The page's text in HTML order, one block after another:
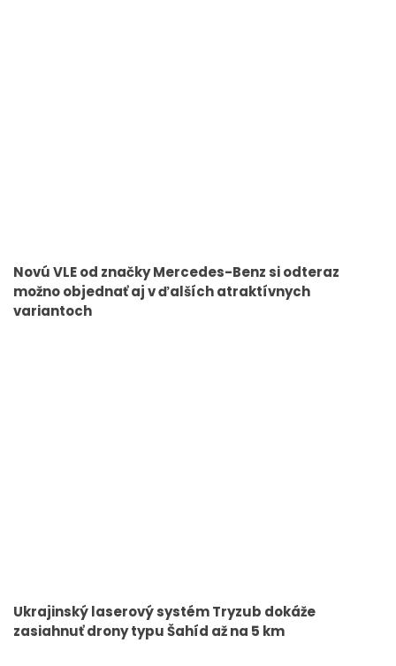
Novú VLE od značky Mercedes-Benz si odteraz
možno objednať aj v ďalších atraktívnych
variantoch
Ukrajinský laserový systém Tryzub dokáže
zasiahnuť drony typu Šahíd až na 5 km